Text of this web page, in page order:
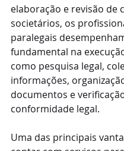
elaboração e revisão de
societários, os
paralegais
fundamental na
como pesquisa legal,
informações,
documentos e
conformidade legal.
Uma das principais